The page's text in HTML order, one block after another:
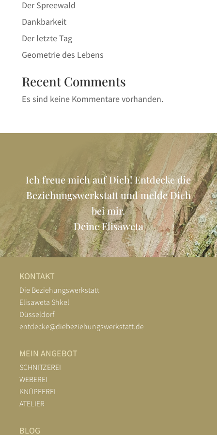
Der Spreewald
Dankbarkeit
Der letzte Tag
Geometrie des Lebens
Recent Comments
Es sind keine Kommentare vorhanden.
Ich freue mich auf Dich! Entdecke die
Beziehungswerkstatt und melde Dich
bei mir.
Deine Elisaweta
KONTAKT
Die Beziehungswerkstatt
Elisaweta Shkel
Düsseldorf
entdecke@diebeziehungswerkstatt.de
MEIN ANGEBOT
SCHNITZEREI
WEBEREI
KNÜPFEREI
ATELIER
BLOG